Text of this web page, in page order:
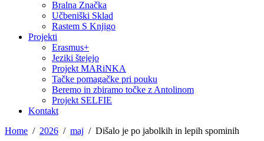
Bralna Značka
Učbeniški Sklad
Rastem S Knjigo
Projekti
Erasmus+
Jeziki štejejo
Projekt MARiNKA
Tačke pomagačke pri pouku
Beremo in zbiramo točke z Antolinom
Projekt SELFIE
Kontakt
Home
2026 maj Dišalo je po jabolkih in lepih spominih